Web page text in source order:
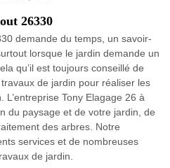
26330
demande du temps, un savoir-
lorsque le jardin demande un
qu’il est toujours conseillé de
de jardin pour réaliser les
Tony Elagage 26 à
du paysage et de votre jardin, de
des arbres. Notre
services et de nombreuses
de jardin.